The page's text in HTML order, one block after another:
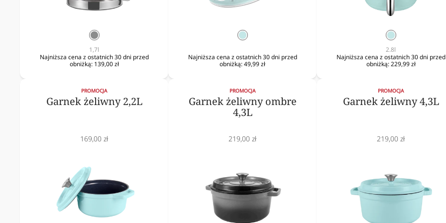
srebrny
1,7l
Najniższa cena z ostatnich 30 dni przed
obniżką: 139,00 zł
mięta
Najniższa cena z ostatnich 30 dni przed
obniżką:49,99 zł
mięta
2.8l
Najniższa cena z ostatnich 30 dni przed
obniżką: 229,99 zł
PROMOCJA
Garnek żeliwny 2,2L
Cena
169,00 zł
PROMOCJA
Garnek żeliwny ombre
4,3L
Cena
219,00 zł
PROMOCJA
Garnek żeliwny 4,3L
Cena
219,00 zł